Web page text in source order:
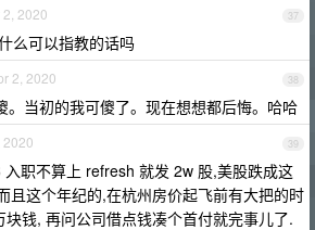
37
2, 2020
么可以指教的话吗
38
2, 2020
。当初的我可傻了。现在想想都后悔。哈哈
39
2020
职不算上 refresh 就发 2w 股,美股跌成这
且这个年纪的,在杭州房价起飞前有大把的时
块钱, 再问公司借点钱凑个首付就完事儿了.